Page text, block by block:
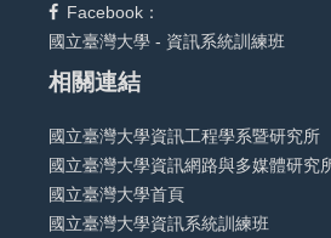
Facebook：
國立臺灣大學 - 資訊系統訓練班
相關連結
國立臺灣大學資訊工程學系暨研究所
國立臺灣大學資訊網路與多媒體研究
國立臺灣大學首頁
國立臺灣大學資訊系統訓練班